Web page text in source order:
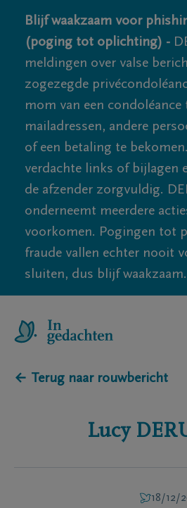
Blijf waakzaam voor
(poging tot oplichting) -
meldingen over valse
zogezegde
mom van een
mailadressen, andere
of een betaling te
verdachte links of bijlagen
de afzender zorgvuldig.
onderneemt meerdere
voorkomen. Pogingen tot
fraude vallen echter nooit
sluiten, dus blijf waakzaam.
← Terug naar rouwbericht
Lucy
18/12/